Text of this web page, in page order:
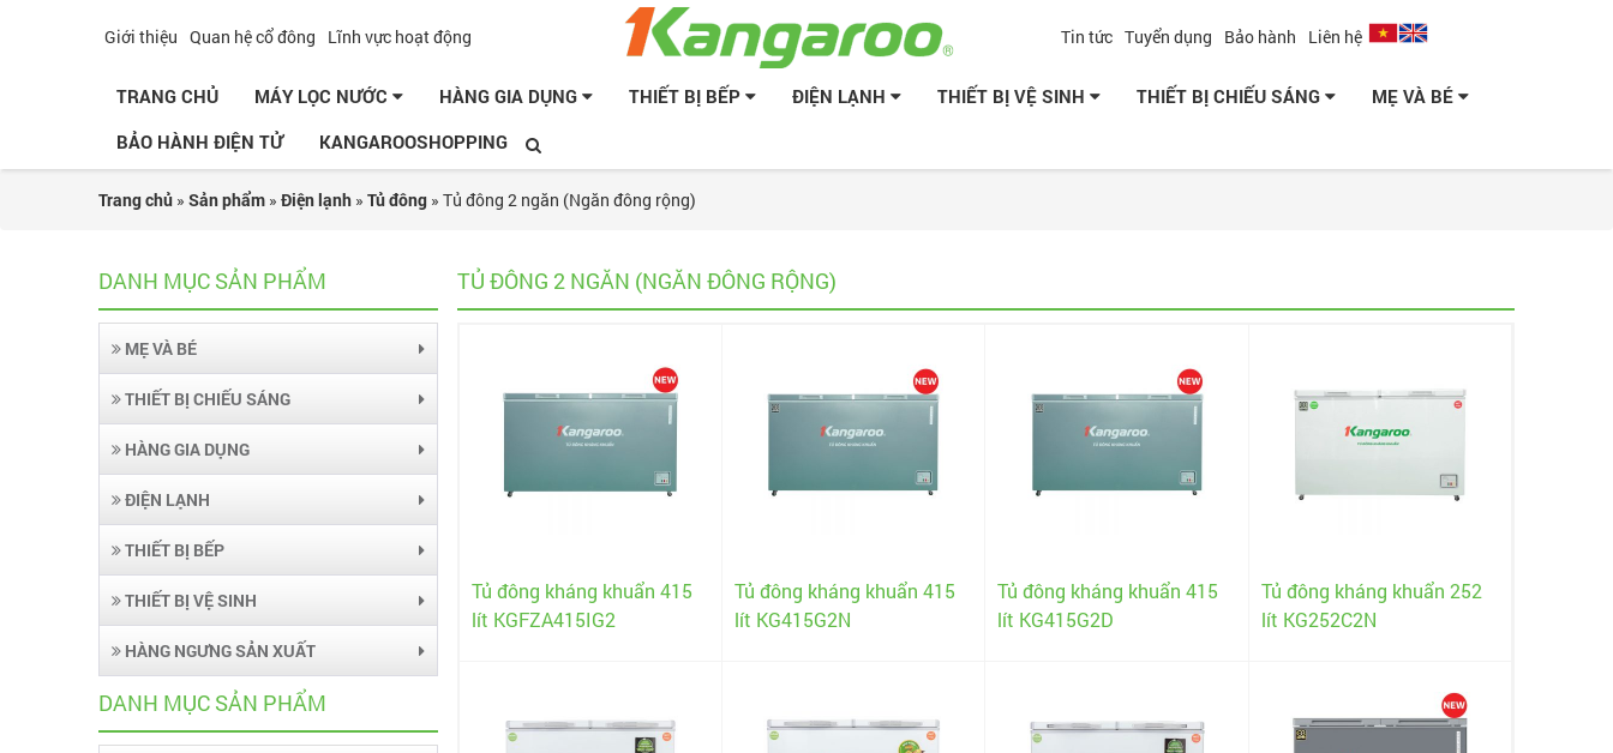
Giới thiệu Quan hệ cổ đông Lĩnh vực hoạt động Tin tức Tuyển dụng Bảo hành Liên hệ
TRANG CHỦ MÁY LỌC NƯỚC HÀNG GIA DỤNG THIẾT BỊ BẾP ĐIỆN LẠNH THIẾT BỊ VỆ SINH THIẾT BỊ CHIẾU SÁNG
MẸ VÀ BÉ
BẢO HÀNH ĐIỆN TỬ
KANGAROOSHOPPING
Trang chủ »Sản phẩm »Điện lạnh »Tủ đông »Tủ đông 2 ngăn (Ngăn đông rộng)
DANH MỤC SẢN PHẨM
MẸ VÀ BÉ
THIẾT BỊ CHIẾU SÁNG
HÀNG GIA DỤNG
ĐIỆN LẠNH
THIẾT BỊ BẾP
THIẾT BỊ VỆ SINH
HÀNG NGƯNG SẢN XUẤT
DANH MỤC SẢN PHẨM
TỦ ĐÔNG 2 NGĂN (NGĂN ĐÔNG RỘNG)
Tủ đông kháng khuẩn 415
lít KGFZA415IG2
Tủ đông kháng khuẩn 415
lít KG415G2N
Tủ đông kháng khuẩn 415
lít KG415G2D
Tủ đông kháng khuẩn 252
lít KG252C2N